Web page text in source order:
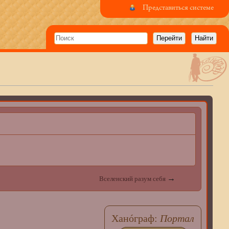
Вселенский разум себя →
Ханóграф: Портал
Представиться системе